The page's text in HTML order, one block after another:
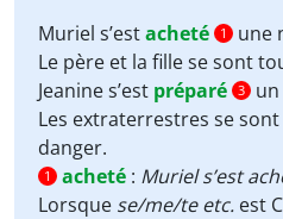
Muriel s’estacheté 1
une
Le père et la fille se sont
Jeanine s’est préparé 3
Les extraterrestres se sont
danger.
1 acheté : Muriel s’est
Lorsque se/me/te etc. est